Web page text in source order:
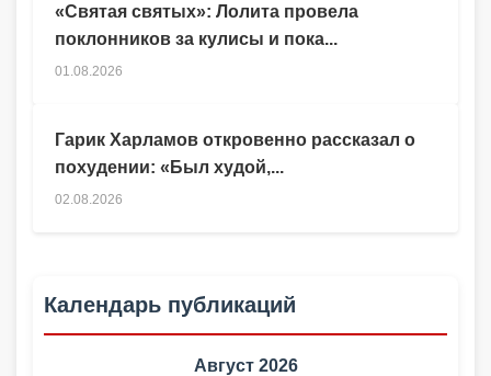
Гарик Харламов откровенно рассказал о
похудении: «Был худой,...
02.08.2026
«Святая святых»: Лолита провела
поклонников за кулисы и пока...
01.08.2026
Календарь публикаций
Август 2026